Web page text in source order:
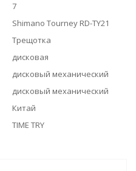
7
Shimano Tourney RD-TY21
Трещотка
дисковая
дисковый механический
дисковый механический
Китай
TIME TRY